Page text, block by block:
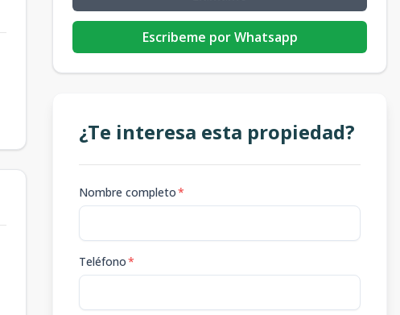
Escribeme por Whatsapp
¿Te interesa esta propiedad?
Nombre completo*
Teléfono*